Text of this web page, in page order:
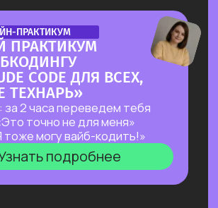
ПЕРЕВЕРНЕТ
НА ИИ
больше, чем
к «делаю на ИИ 500к+
клиентов»
подробнее
КЕЙСАМИ